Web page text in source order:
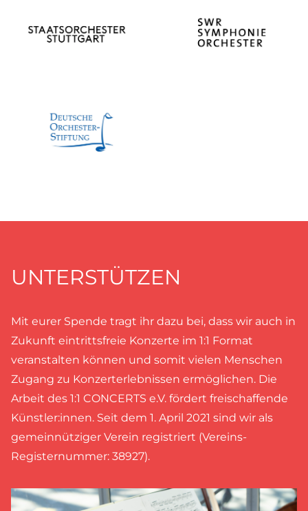
UNTERSTÜTZEN
Mit eurer Spende tragt ihr dazu bei, dass wir auch in
Zukunft eintrittsfreie Konzerte im 1:1 Format
veranstalten können und somit vielen Menschen
Zugang zu Konzerterlebnissen ermöglichen. Die
Arbeit des 1:1 CONCERTS e.V. fördert freischaffende
Künstler:innen. Seit dem 1. April 2021 sind wir als
gemeinnütziger Verein registriert (Vereins-
Registernummer: 38927).